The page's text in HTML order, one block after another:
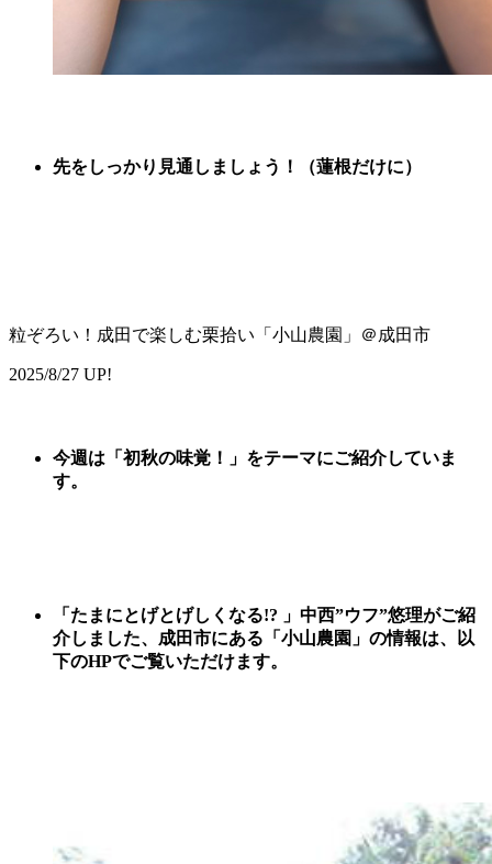
先をしっかり見通しましょう！（蓮根だけに）
粒ぞろい！成田で楽しむ栗拾い「小山農園」＠成田市
2025/8/27 UP!
今週は 「 初秋の味覚 ！ 」 をテーマにご紹介していま
す。
「たまにとげとげしくなる!? 」中西”ウフ”悠理がご紹
介しました、 成田市にある「小山農園 」 の情報は、以
下のHPでご覧いただけます。